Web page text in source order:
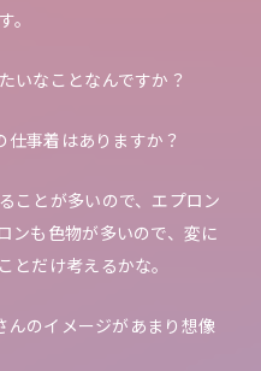
。
いなことなんですか？
事着はありますか？
ことが多いので、エプロン
ンも色物が多いので、変に
とだけ考えるかな。
んのイメージがあまり想像